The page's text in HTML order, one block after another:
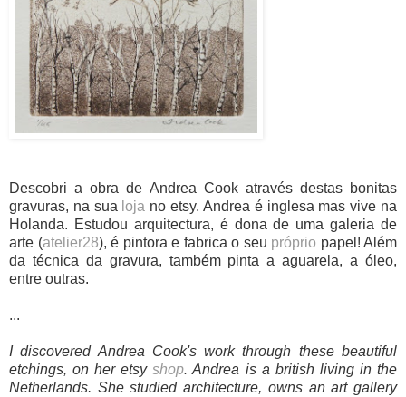
Descobri a obra de Andrea Cook através destas bonitas
gravuras, na sua loja no etsy. Andrea é inglesa mas vive na
Holanda. Estudou arquitectura, é dona de uma galeria de
arte (atelier28), é pintora e fabrica o seu próprio papel! Além
da técnica da gravura, também pinta a aguarela, a óleo,
entre outras.
...
I discovered Andrea Cook's work through these beautiful
etchings, on her etsyshop. Andrea is a british living in the
Netherlands. She studied architecture, owns an art gallery